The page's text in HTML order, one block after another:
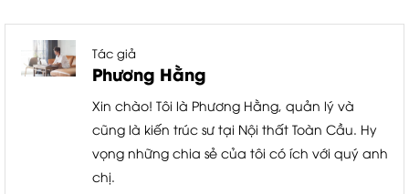
Tác giả
Phương Hằng
Xin chào! Tôi là Phương Hằng, quản lý và
cũng là kiến trúc sư tại Nội thất Toàn Cầu. Hy
vọng những chia sẻ của tôi có ích với quý anh
chị.